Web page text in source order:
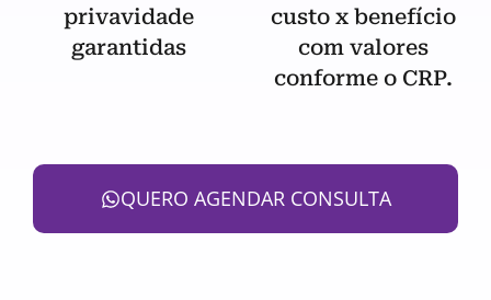
privavidade
garantidas
custo x benefício
com valores
conforme o CRP.
QUERO AGENDAR CONSULTA